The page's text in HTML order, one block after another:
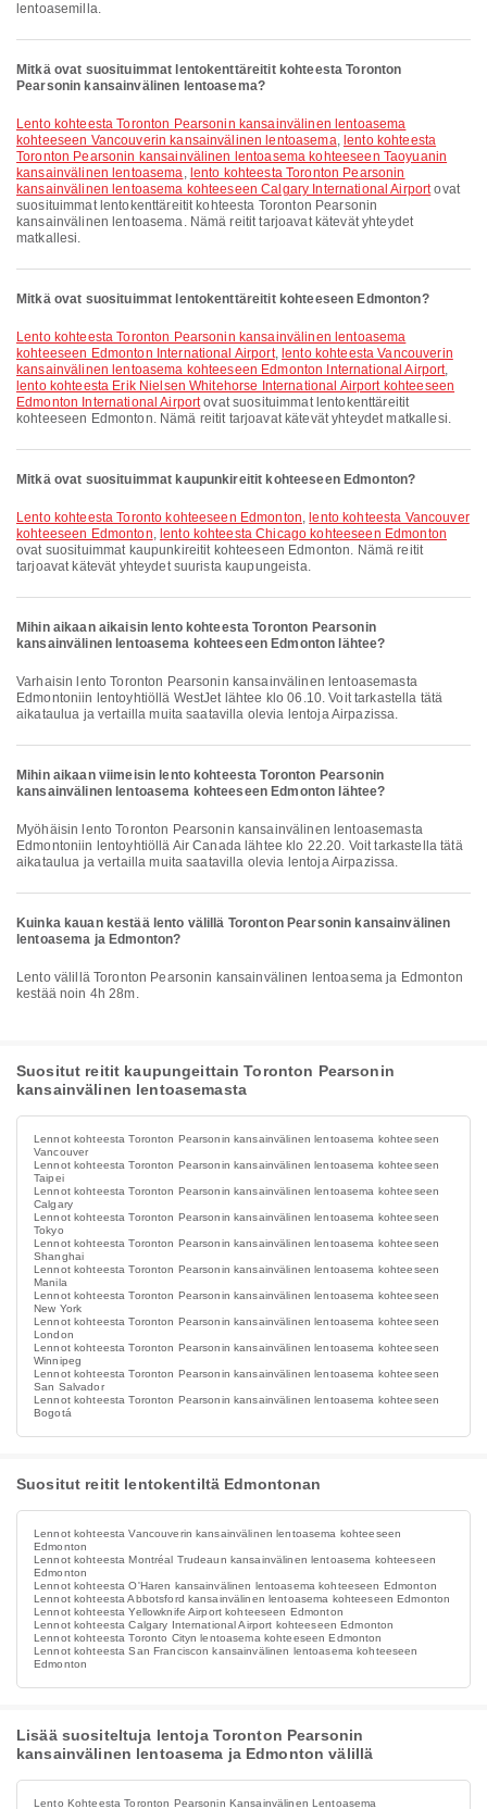
lentoasemilla.
Mitkä ovat suosituimmat lentokenttäreitit kohteesta Toronton
Pearsonin kansainvälinen lentoasema?
lento kohteesta Toronton Pearsonin kansainvälinen lentoasema
kohteeseen Vancouverin kansainvälinen lentoasema, lento kohteesta
Toronton Pearsonin kansainvälinen lentoasema kohteeseen Taoyuanin
kansainvälinen lentoasema, lento kohteesta Toronton Pearsonin
kansainvälinen lentoasema kohteeseen Calgary International Airportovat
suosituimmat lentokenttäreitit kohteesta Toronton Pearsonin
kansainvälinen lentoasema. Nämä reitit tarjoavat kätevät yhteydet
matkallesi.
Mitkä ovat suosituimmat lentokenttäreitit kohteeseen Edmonton?
lento kohteesta Toronton Pearsonin kansainvälinen lentoasema
kohteeseen Edmonton International Airport, lento kohteesta Vancouverin
kansainvälinen lentoasema kohteeseen Edmonton International Airport,
lento kohteesta Erik Nielsen Whitehorse International Airport kohteeseen
Edmonton International Airportovat suosituimmat lentokenttäreitit
kohteeseen Edmonton. Nämä reitit tarjoavat kätevät yhteydet matkallesi.
Mitkä ovat suosituimmat kaupunkireitit kohteeseen Edmonton?
lento kohteesta Toronto kohteeseen Edmonton, lento kohteesta Vancouver
kohteeseen Edmonton, lento kohteesta Chicago kohteeseen Edmonton
ovat suosituimmat kaupunkireitit kohteeseen Edmonton. Nämä reitit
tarjoavat kätevät yhteydet suurista kaupungeista.
Mihin aikaan aikaisin lento kohteesta Toronton Pearsonin
kansainvälinen lentoasema kohteeseen Edmonton lähtee?
Varhaisin lento Toronton Pearsonin kansainvälinen lentoasemasta
Edmontoniin lentoyhtiöllä WestJet lähtee klo 06.10. Voit tarkastella tätä
aikataulua ja vertailla muita saatavilla olevia lentoja Airpazissa.
Mihin aikaan viimeisin lento kohteesta Toronton Pearsonin
kansainvälinen lentoasema kohteeseen Edmonton lähtee?
Myöhäisin lento Toronton Pearsonin kansainvälinen lentoasemasta
Edmontoniin lentoyhtiöllä Air Canada lähtee klo 22.20. Voit tarkastella tätä
aikataulua ja vertailla muita saatavilla olevia lentoja Airpazissa.
Kuinka kauan kestää lento välillä Toronton Pearsonin kansainvälinen
lentoasema ja Edmonton?
Lento välillä Toronton Pearsonin kansainvälinen lentoasema ja Edmonton
kestää noin 4h 28m.
Suositut reitit kaupungeittain Toronton Pearsonin
kansainvälinen lentoasemasta
Lennot kohteesta Toronton Pearsonin kansainvälinen lentoasema kohteeseen
Vancouver
Lennot kohteesta Toronton Pearsonin kansainvälinen lentoasema kohteeseen
Taipei
Lennot kohteesta Toronton Pearsonin kansainvälinen lentoasema kohteeseen
Calgary
Lennot kohteesta Toronton Pearsonin kansainvälinen lentoasema kohteeseen
Tokyo
Lennot kohteesta Toronton Pearsonin kansainvälinen lentoasema kohteeseen
Shanghai
Lennot kohteesta Toronton Pearsonin kansainvälinen lentoasema kohteeseen
Manila
Lennot kohteesta Toronton Pearsonin kansainvälinen lentoasema kohteeseen
New York
Lennot kohteesta Toronton Pearsonin kansainvälinen lentoasema kohteeseen
London
Lennot kohteesta Toronton Pearsonin kansainvälinen lentoasema kohteeseen
Winnipeg
Lennot kohteesta Toronton Pearsonin kansainvälinen lentoasema kohteeseen
San Salvador
Lennot kohteesta Toronton Pearsonin kansainvälinen lentoasema kohteeseen
Bogotá
Suositut reitit lentokentiltä Edmontonan
Lennot kohteesta Vancouverin kansainvälinen lentoasema kohteeseen
Edmonton
Lennot kohteesta Montréal Trudeaun kansainvälinen lentoasema kohteeseen
Edmonton
Lennot kohteesta O'Haren kansainvälinen lentoasema kohteeseen Edmonton
Lennot kohteesta Abbotsford kansainvälinen lentoasema kohteeseen Edmonton
Lennot kohteesta Yellowknife Airport kohteeseen Edmonton
Lennot kohteesta Calgary International Airport kohteeseen Edmonton
Lennot kohteesta Toronto Cityn lentoasema kohteeseen Edmonton
Lennot kohteesta San Franciscon kansainvälinen lentoasema kohteeseen
Edmonton
Lisää suositeltuja lentoja Toronton Pearsonin
kansainvälinen lentoasema ja Edmonton välillä
Lento Kohteesta Toronton Pearsonin Kansainvälinen Lentoasema